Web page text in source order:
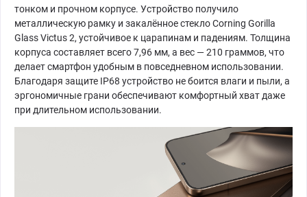
тонком и прочном корпусе. Устройство получило
металлическую рамку и закалённое стекло Corning Gorilla
Glass Victus 2, устойчивое к царапинам и падениям. Толщина
корпуса составляет всего 7,96 мм, а вес — 210 граммов, что
делает смартфон удобным в повседневном использовании.
Благодаря защите IP68 устройство не боится влаги и пыли, а
эргономичные грани обеспечивают комфортный хват даже
при длительном использовании.